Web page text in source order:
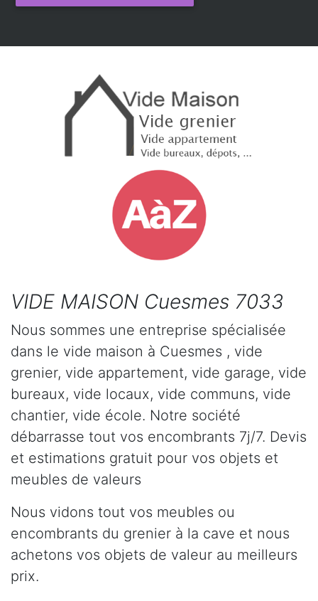
VIDE MAISON Cuesmes 7033
Nous sommes une entreprise spécialisée
dans le vide maison à Cuesmes , vide
grenier, vide appartement, vide garage, vide
bureaux, vide locaux, vide communs, vide
chantier, vide école. Notre société
débarrasse tout vos encombrants 7j/7. Devis
et estimations gratuit pour vos objets et
meubles de valeurs
Nous vidons tout vos meubles ou
encombrants du grenier à la cave et nous
achetons vos objets de valeur au meilleurs
prix.